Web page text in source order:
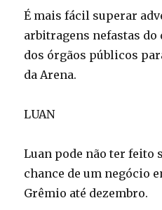
É mais fácil superar
arbitragens nefastas
dos órgãos públicos
da Arena.
LUAN
Luan pode não ter feito
chance de um negócio
Grêmio até dezembro.